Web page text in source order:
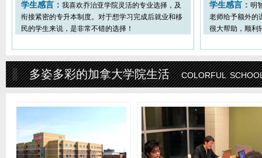
学生感言： 我喜欢乔治亚学院灵活的专业选择，及
衔接紧密的专升本制度。对于想学习完成后就业和移
民的学生来说，是非常不错的选择！
学生感言： 明
老师给予额外的
很大帮助，顺利
多姿多彩的加拿大学院生活colorful